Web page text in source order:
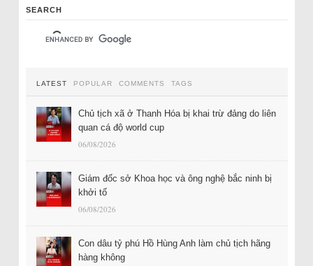
SEARCH
LATEST POPULAR COMMENTS TAGS
Chủ tịch xã ở Thanh Hóa bị khai trừ đảng do liên
quan cá độ world cup
06/08/2026
Giám đốc sở Khoa học và ông nghệ bắc ninh bị
khởi tố
06/08/2026
Con dâu tỷ phú Hồ Hùng Anh làm chủ tịch hãng
hàng không